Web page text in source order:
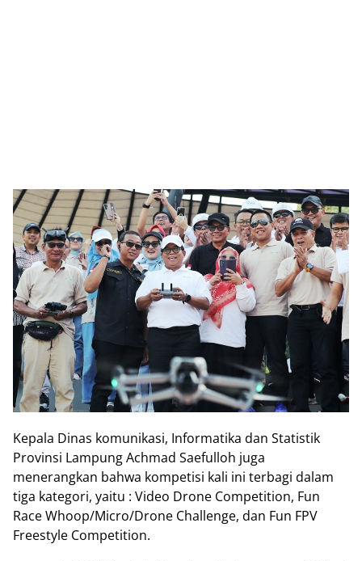
Kepala Dinas komunikasi, Informatika dan Statistik
Provinsi Lampung Achmad Saefulloh juga
menerangkan bahwa kompetisi kali ini terbagi dalam
tiga kategori, yaitu : Video Drone Competition, Fun
Race Whoop/Micro/Drone Challenge, dan Fun FPV
Freestyle Competition.